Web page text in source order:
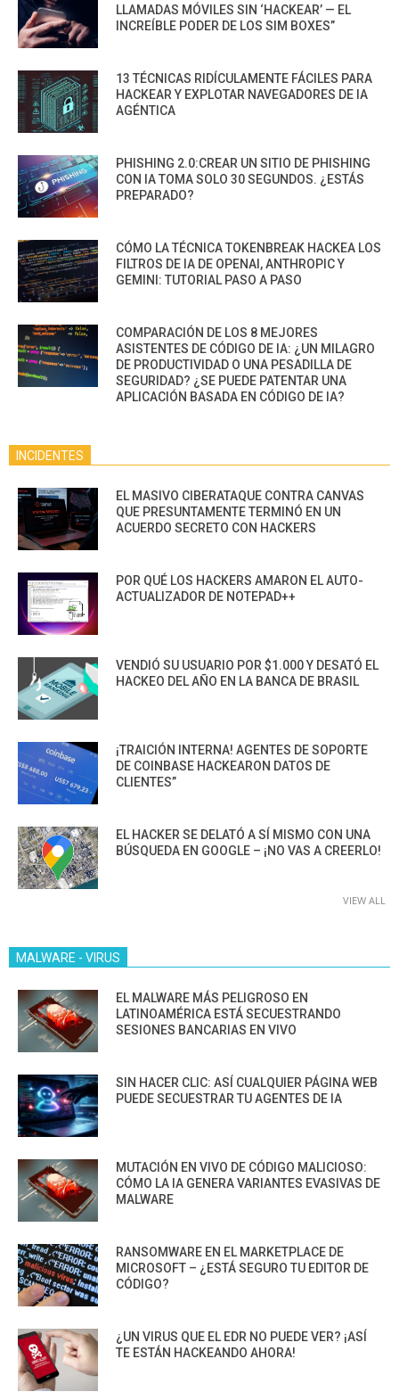
LLAMADAS MÓVILES SIN ‘HACKEAR’ — EL
INCREÍBLE PODER DE LOS SIM BOXES”
13 TÉCNICAS RIDÍCULAMENTE FÁCILES PARA
HACKEAR Y EXPLOTAR NAVEGADORES DE IA
AGÉNTICA
PHISHING 2.0:CREAR UN SITIO DE PHISHING
CON IA TOMA SOLO 30 SEGUNDOS. ¿ESTÁS
PREPARADO?
CÓMO LA TÉCNICA TOKENBREAK HACKEA LOS
FILTROS DE IA DE OPENAI, ANTHROPIC Y
GEMINI: TUTORIAL PASO A PASO
COMPARACIÓN DE LOS 8 MEJORES
ASISTENTES DE CÓDIGO DE IA: ¿UN MILAGRO
DE PRODUCTIVIDAD O UNA PESADILLA DE
SEGURIDAD? ¿SE PUEDE PATENTAR UNA
APLICACIÓN BASADA EN CÓDIGO DE IA?
INCIDENTES
EL MASIVO CIBERATAQUE CONTRA CANVAS
QUE PRESUNTAMENTE TERMINÓ EN UN
ACUERDO SECRETO CON HACKERS
POR QUÉ LOS HACKERS AMARON EL AUTO-
ACTUALIZADOR DE NOTEPAD++
VENDIÓ SU USUARIO POR $1.000 Y DESATÓ EL
HACKEO DEL AÑO EN LA BANCA DE BRASIL
¡TRAICIÓN INTERNA! AGENTES DE SOPORTE
DE COINBASE HACKEARON DATOS DE
CLIENTES”
EL HACKER SE DELATÓ A SÍ MISMO CON UNA
BÚSQUEDA EN GOOGLE – ¡NO VAS A CREERLO!
VIEW ALL
MALWARE - VIRUS
EL MALWARE MÁS PELIGROSO EN
LATINOAMÉRICA ESTÁ SECUESTRANDO
SESIONES BANCARIAS EN VIVO
SIN HACER CLIC: ASÍ CUALQUIER PÁGINA WEB
PUEDE SECUESTRAR TU AGENTES DE IA
MUTACIÓN EN VIVO DE CÓDIGO MALICIOSO:
CÓMO LA IA GENERA VARIANTES EVASIVAS DE
MALWARE
RANSOMWARE EN EL MARKETPLACE DE
MICROSOFT – ¿ESTÁ SEGURO TU EDITOR DE
CÓDIGO?
¿UN VIRUS QUE EL EDR NO PUEDE VER? ¡ASÍ
TE ESTÁN HACKEANDO AHORA!